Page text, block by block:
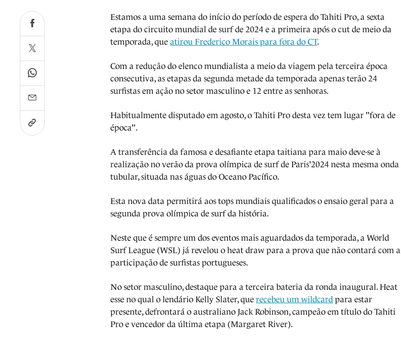
Estamos a uma semana do início do período de espera do Tahiti Pro, a sexta
etapa do circuito mundial de surf de 2024 e a primeira após o cut de meio da
temporada, queatirou Frederico Morais para fora do CT.
Com a redução do elenco mundialista a meio da viagem pela terceira época
consecutiva, as etapas da segunda metade da temporada apenas terão 24
surfistas em ação no setor masculino e 12 entre as senhoras.
Habitualmente disputado em agosto, o Tahiti Pro desta vez tem lugar "fora de
época".
A transferência da famosa e desafiante etapa taitiana para maio deve-se à
realização no verão da prova olímpica de surf de Paris'2024 nesta mesma onda
tubular, situada nas águas do Oceano Pacífico.
Esta nova data permitirá aos tops mundiais qualificados o ensaio geral para a
segunda prova olímpica de surf da história.
Neste que é sempre um dos eventos mais aguardados da temporada, a World
Surf League (WSL) já revelou o heat draw para a prova que não contará com a
participação de surfistas portugueses.
No setor masculino, destaque para a terceira bateria da ronda inaugural. Heat
esse no qual o lendário Kelly Slater, querecebeu um wildcardpara estar
presente, defrontará o australiano Jack Robinson, campeão em título do Tahiti
Pro e vencedor da última etapa (Margaret River).